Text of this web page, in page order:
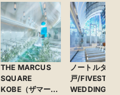
THE MARCUS
SQUARE
KOBE（ザマーカ
ノートルダム
戸/FIVESTAR
WEDDING